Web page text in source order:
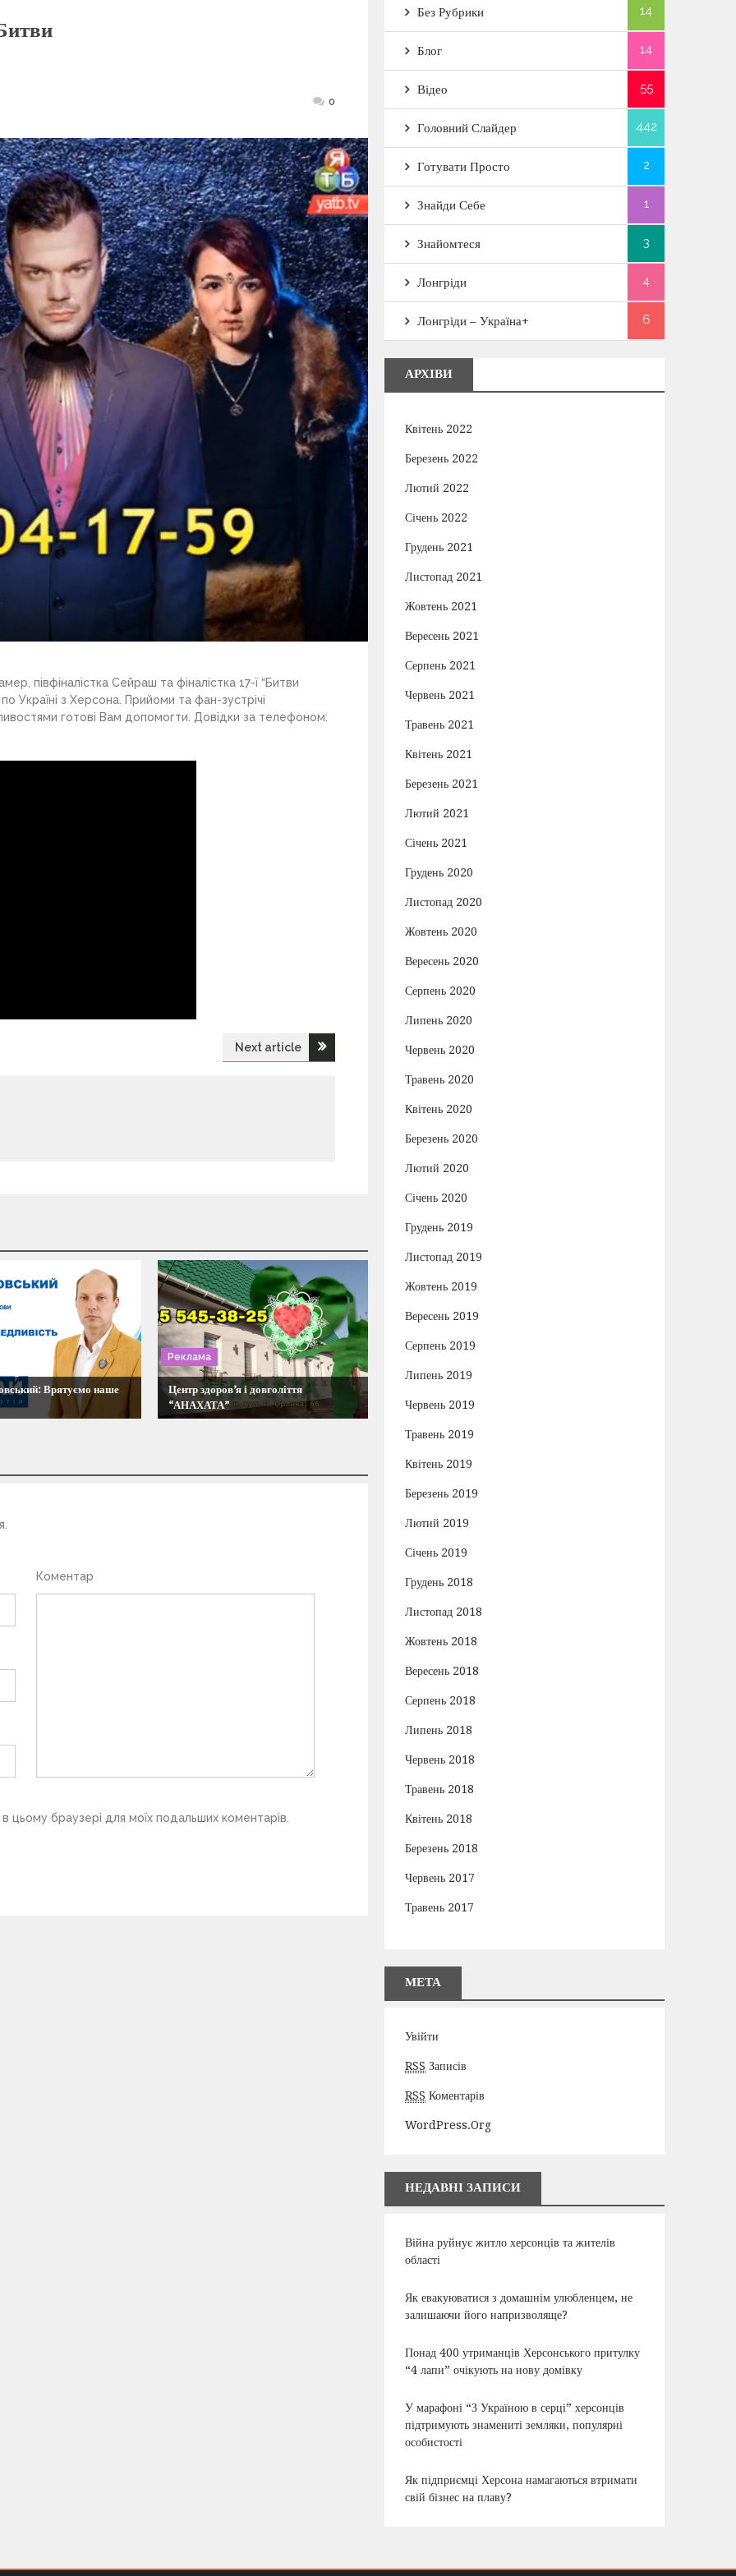
0
півфіналістка Сейраш та фіналістка 17-ї “Битви
Україні з Херсона. Прийоми та фан-зустрічі
готові Вам допомогти. Довідки за телефоном:
Next article
Врятуємо наше
Реклама
Центр здоров’я і довголіття
“АНАХАТА”
Коментар
цьому браузері для моїх подальших коментарів.
Без Рубрики 14
Блог 14
Відео 55
Головний Слайдер 442
Готувати Просто 2
Знайди Себе 1
Знайомтеся 3
Лонгріди 4
Лонгріди – Україна+ 6
АРХІВИ
Квітень 2022
Березень 2022
Лютий 2022
Січень 2022
Грудень 2021
Листопад 2021
Жовтень 2021
Вересень 2021
Серпень 2021
Червень 2021
Травень 2021
Квітень 2021
Березень 2021
Лютий 2021
Січень 2021
Грудень 2020
Листопад 2020
Жовтень 2020
Вересень 2020
Серпень 2020
Липень 2020
Червень 2020
Травень 2020
Квітень 2020
Березень 2020
Лютий 2020
Січень 2020
Грудень 2019
Листопад 2019
Жовтень 2019
Вересень 2019
Серпень 2019
Липень 2019
Червень 2019
Травень 2019
Квітень 2019
Березень 2019
Лютий 2019
Січень 2019
Грудень 2018
Листопад 2018
Жовтень 2018
Вересень 2018
Серпень 2018
Липень 2018
Червень 2018
Травень 2018
Квітень 2018
Березень 2018
Червень 2017
Травень 2017
МЕТА
Увійти
RSS Записів
RSS Коментарів
WordPress.org
НЕДАВНІ ЗАПИСИ
Війна руйнує житло херсонців та жителів
області
Як евакуюватися з домашнім улюбленцем, не
залишаючи його напризволяще?
Понад 400 утриманців Херсонського притулку
“4 лапи” очікують на нову домівку
У марафоні “З Україною в серці” херсонців
підтримують знамениті земляки, популярні
особистості
Як підприємці Херсона намагаються втримати
свій бізнес на плаву?